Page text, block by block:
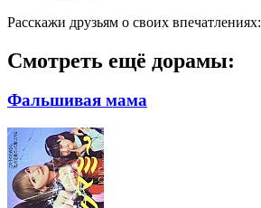
Расскажи друзьям о своих впечатлениях:
Смотреть ещё дорамы:
Фальшивая мама